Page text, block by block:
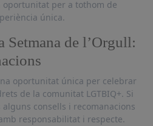
per a tothom de
única.
Setmana de l’Orgull:
oportunitat única per celebrar
de la comunitat LGTBIQ+. Si
consells i recomanacions
responsabilitat i respecte.